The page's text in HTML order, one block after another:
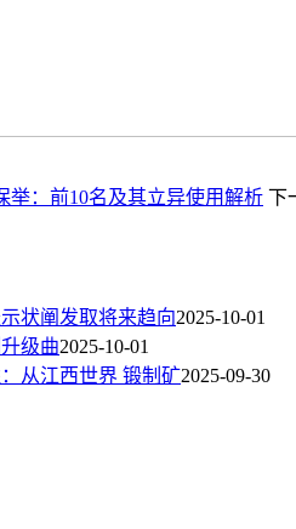
举：前10名及其立异使用解析 下
状阐发取将来趋向2025-10-01
级曲2025-10-01
从江西世界 锻制矿2025-09-30